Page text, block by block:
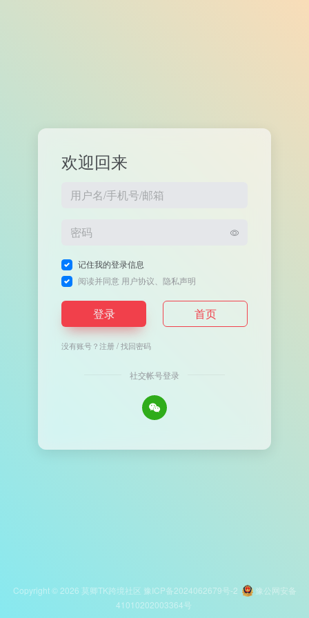
欢迎回来
记住我的登录信息
阅读并同意 用户协议 隐私声明
登录 首页
没有账号？注册/找回密码
社交帐号登录
Copyright © 2026 莫卿TK跨境社区 豫ICP备2024062679号-2
豫公网安备
41010202003364号